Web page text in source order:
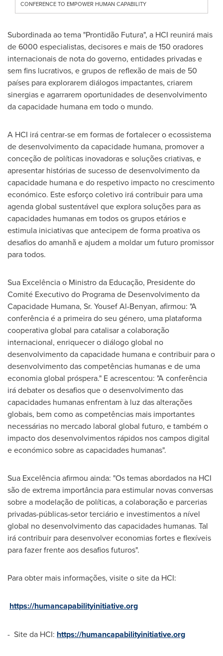
CONFERENCE TO EMPOWER HUMAN CAPABILITY
Subordinada ao tema "Prontidão Futura", a HCI reunirá mais
de 6000 especialistas, decisores e mais de 150 oradores
internacionais de nota do governo, entidades privadas e
sem fins lucrativos, e grupos de reflexão de mais de 50
países para explorarem diálogos impactantes, criarem
sinergias e agarrarem oportunidades de desenvolvimento
da capacidade humana em todo o mundo.
A HCI irá centrar-se em formas de fortalecer o ecossistema
de desenvolvimento da capacidade humana, promover a
conceção de políticas inovadoras e soluções criativas, e
apresentar histórias de sucesso de desenvolvimento da
capacidade humana e do respetivo impacto no crescimento
económico. Este esforço coletivo irá contribuir para uma
agenda global sustentável que explora soluções para as
capacidades humanas em todos os grupos etários e
estimula iniciativas que antecipem de forma proativa os
desafios do amanhã e ajudem a moldar um futuro promissor
para todos.
Sua Excelência o Ministro da Educação, Presidente do
Comité Executivo do Programa de Desenvolvimento da
Capacidade Humana, Sr. Yousef Al-Benyan, afirmou: "A
conferência é a primeira do seu género, uma plataforma
cooperativa global para catalisar a colaboração
internacional, enriquecer o diálogo global no
desenvolvimento da capacidade humana e contribuir para o
desenvolvimento das competências humanas e de uma
economia global próspera." E acrescentou: "A conferência
irá debater os desafios que o desenvolvimento das
capacidades humanas enfrentam à luz das alterações
globais, bem como as competências mais importantes
necessárias no mercado laboral global futuro, e também o
impacto dos desenvolvimentos rápidos nos campos digital
e económico sobre as capacidades humanas".
Sua Excelência afirmou ainda: "Os temas abordados na HCI
são de extrema importância para estimular novas conversas
sobre a modelação de políticas, a colaboração e parcerias
privadas-públicas-setor terciário e investimentos a nível
global no desenvolvimento das capacidades humanas. Tal
irá contribuir para desenvolver economias fortes e flexíveis
para fazer frente aos desafios futuros".
Para obter mais informações, visite o site da HCI:
https://humancapabilityinitiative.org
- Site da HCI: https://humancapabilityinitiative.org